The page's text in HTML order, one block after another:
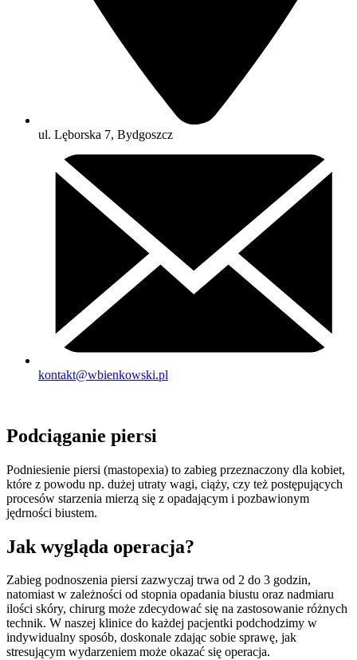
ul. Lęborska 7, Bydgoszcz
kontakt@wbienkowski.pl
Podciąganie piersi
Podniesienie piersi (mastopexia) to zabieg przeznaczony dla kobiet,
które z powodu np. dużej utraty wagi, ciąży, czy też postępujących
procesów starzenia mierzą się z opadającym i pozbawionym
jędrności biustem.
Jak wygląda operacja?
Zabieg podnoszenia piersi zazwyczaj trwa od 2 do 3 godzin,
natomiast w zależności od stopnia opadania biustu oraz nadmiaru
ilości skóry, chirurg może zdecydować się na zastosowanie różnych
technik. W naszej klinice do każdej pacjentki podchodzimy w
indywidualny sposób, doskonale zdając sobie sprawę, jak
stresującym wydarzeniem może okazać się operacja.